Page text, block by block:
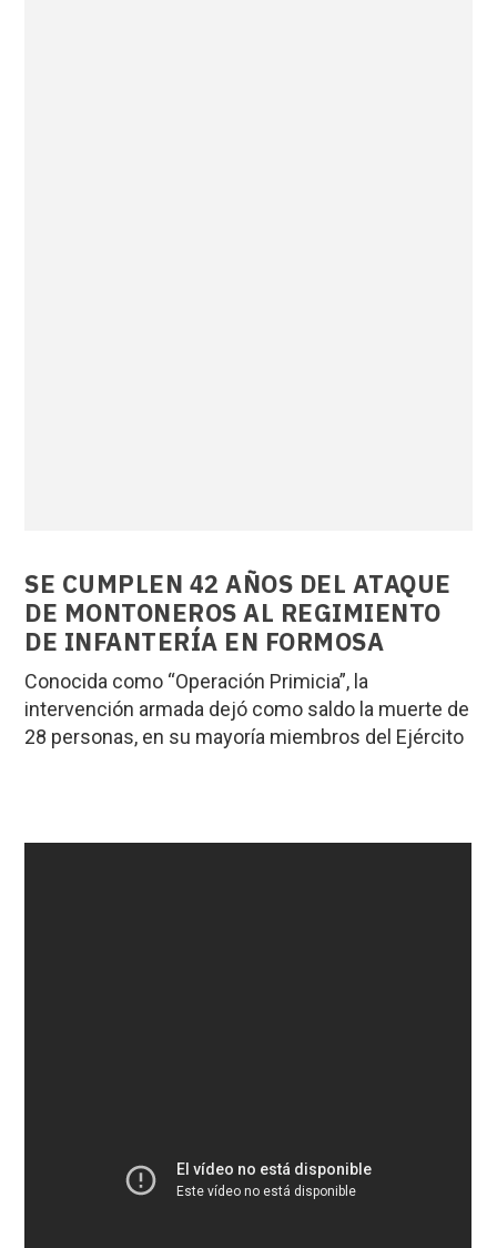
SE CUMPLEN 42 AÑOS DEL ATAQUE
DE MONTONEROS AL REGIMIENTO
DE INFANTERÍA EN FORMOSA
Conocida como “Operación Primicia”, la
intervención armada dejó como saldo la muerte de
28 personas, en su mayoría miembros del Ejército